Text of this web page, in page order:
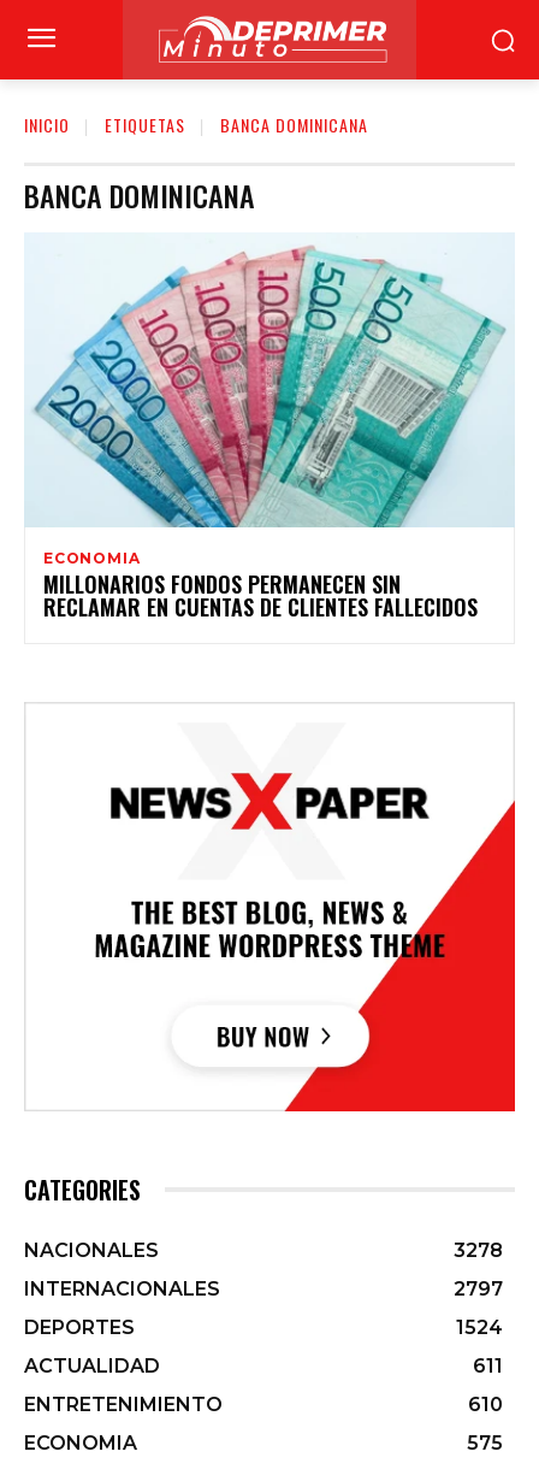
INICIO ETIQUETAS BANCA DOMINICANA
BANCA DOMINICANA
ECONOMIA
MILLONARIOS FONDOS PERMANECEN SIN
RECLAMAR EN CUENTAS DE CLIENTES FALLECIDOS
CATEGORIES
NACIONALES
3278
INTERNACIONALES
2797
DEPORTES
1524
ACTUALIDAD
611
ENTRETENIMIENTO
610
ECONOMIA
575